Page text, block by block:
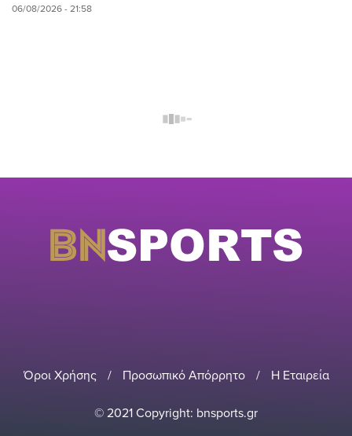
06/08/2026 - 21:58
Όροι Χρήσης / Προσωπικό Απόρρητο / Η Εταιρεία
© 2021 Copyright: bnsports.gr